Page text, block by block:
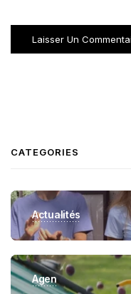
CATEGORIES
Actualités
Agen